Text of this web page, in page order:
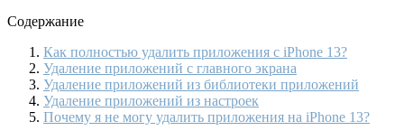
Содержание
Как полностью удалить приложения с iPhone 13?
Удаление приложений с главного экрана
Удаление приложений из библиотеки приложений
Удаление приложений из настроек
Почему я не могу удалить приложения на iPhone 13?